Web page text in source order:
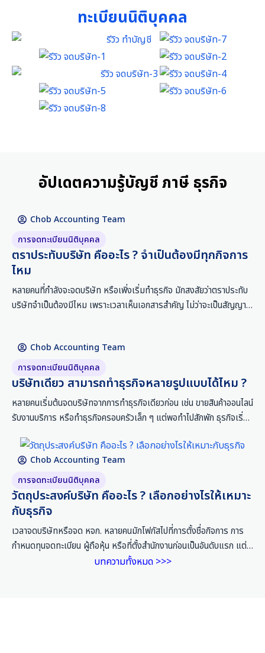
ทะเบียนนิติบุคคล
อัปเดตความรู้บัญชี ภาษี ธุรกิจ
Chob Accounting Team
การจดทะเบียนนิติบุคคล
ตราประทับบริษัท คืออะไร ? จำเป็นต้องมีทุกกิจการ
ไหม
หลายคนที่กำลังจะจดบริษัท หรือเพิ่งเริ่มทำธุรกิจ มักสงสัยว่าตราประทับ
บริษัทจำเป็นต้องมีไหม เพราะเวลาเห็นเอกสารสำคัญ ไม่ว่าจะเป็นสัญญา
ทุกบริษัทต้องมีตราประทับเหมือนกันทั้งหมด แต่ความจริงแล้ว ตรา
ประทับบริษัทไม่ได้จำเป็นสำหรับทุกกิจการเสมอไป เพราะขึ้นอยู่กับอำนาจ
กรรมการที่จดทะเบียนไว้ และลักษณะการใช้งานเอกสารของธุรกิจนั้น ๆ
ในบทความนี้ ชอบการบัญชี จะพาไปทำความเข้าใจว่า ตราประทับบริษัท คือ
อะไร […]
Chob Accounting Team
การจดทะเบียนนิติบุคคล
บริษัทเดียว สามารถทำธุรกิจหลายรูปแบบได้ไหม ?
หลายคนเริ่มต้นจดบริษัทจากการทำธุรกิจเดียวก่อน เช่น ขายสินค้าออนไลน์
รับงานบริการ หรือทำธุรกิจครอบครัวเล็ก ๆ แต่พอทำไปสักพัก ธุรกิจเริ่ม
เติม เช่น นำเข้าสินค้า เปิดแบรนด์ใหม่ รับงานบริการอีกประเภท หรือทำ
ธุรกิจเสริมในนามบริษัทเดิม คำถามที่ตามมาคือ บริษัทเดียวสามารถทำ
หลายธุรกิจได้ไหม หรือถ้าจะเริ่มธุรกิจใหม่ จำเป็นต้องจดบริษัทใหม่แยก
อีกแห่งหรือเปล่า บริษัทเดียว […]
Chob Accounting Team
การจดทะเบียนนิติบุคคล
วัตถุประสงค์บริษัท คืออะไร ? เลือกอย่างไรให้เหมาะ
กับธุรกิจ
เวลาจดบริษัทหรือจด หจก. หลายคนมักโฟกัสไปที่การตั้งชื่อกิจการ การ
กำหนดทุนจดทะเบียน ผู้ถือหุ้น หรือที่ตั้งสำนักงานก่อนเป็นอันดับแรก แต่มี
อีกส่วนหนึ่งที่สำคัญไม่แพ้กัน คือ วัตถุประสงค์บริษัท เพราะเป็นข้อมูลที่
บทความทั้งหมด >>>